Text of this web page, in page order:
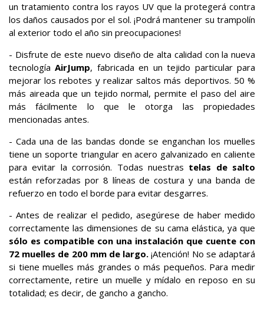
un tratamiento contra los rayos UV que la protegerá contra
los daños causados por el sol. ¡Podrá mantener su trampolín
al exterior todo el año sin preocupaciones!
- Disfrute de este nuevo diseño de alta calidad con la nueva
tecnologíaAirJump, fabricada en un tejido particular para
mejorar los rebotes y realizar saltos más deportivos. 50 %
más aireada que un tejido normal, permite el paso del aire
más fácilmente lo que le otorga las propiedades
mencionadas antes.
- Cada una de las bandas donde se enganchan los muelles
tiene un soporte triangular en acero galvanizado en caliente
para evitar la corrosión. Todas nuestras telas de salto
están reforzadas por 8 líneas de costura y una banda de
refuerzo en todo el borde para evitar desgarres.
- Antes de realizar el pedido, asegúrese de haber medido
correctamente las dimensiones de su cama elástica, ya que
sólo es compatible con una instalación que cuente con
72 muelles de 200 mm de largo. ¡Atención! No se adaptará
si tiene muelles más grandes o más pequeños. Para medir
correctamente, retire un muelle y mídalo en reposo en su
totalidad; es decir, de gancho a gancho.